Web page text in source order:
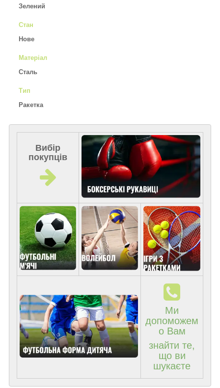
Зелений
Стан
Нове
Матеріал
Сталь
Тип
Ракетка
Вибір
покупців
Ми
допоможем
о Вам
знайти те,
що ви
шукаєте